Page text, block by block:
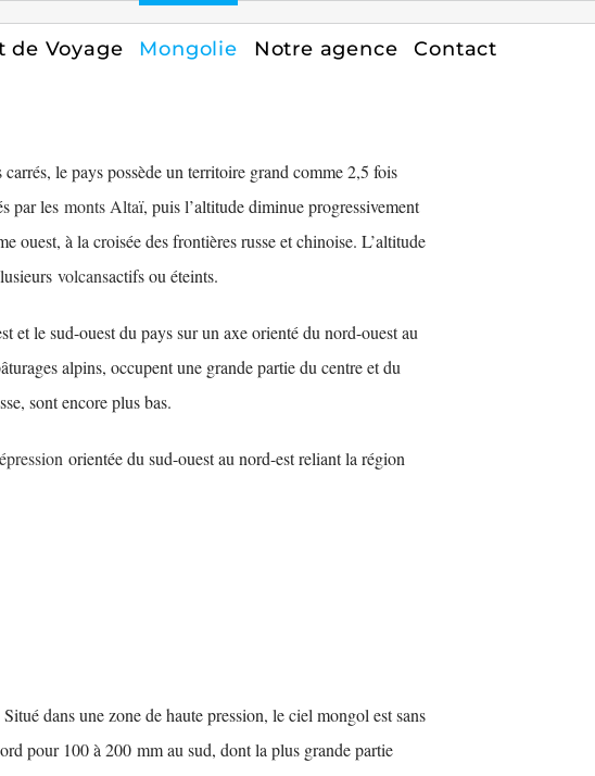
de Voyage Mongolie Notre agence Contact
le pays possède un territoire grand comme 2,5 fois
par les monts Altaï, puis l’altitude diminue progressivement
ouest, à la croisée des frontières russe et chinoise. L’altitude
volcansactifs ou éteints.
et le sud-ouest du pays sur un axe orienté du nord-ouest au
alpins, occupent une grande partie du centre et du
sont encore plus bas.
orientée du sud-ouest au nord-est reliant la région
dans une zone de haute pression, le ciel mongol est sans
pour 100 à 200 mm au sud, dont la plus grande partie